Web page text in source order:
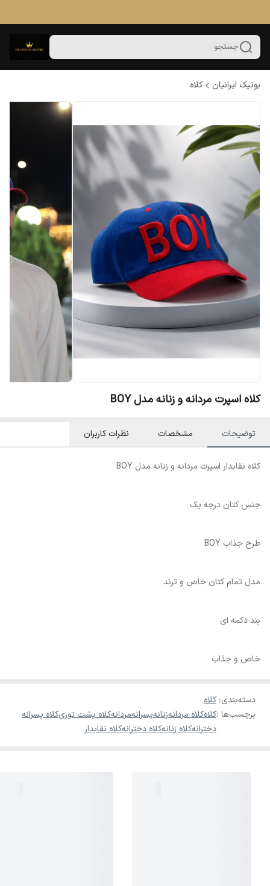
جستجو
بوتیک ایرانیان کلاه
کلاه اسپرت مردانه و زنانه مدل BOY
توضیحات مشخصات نظرات کاربران
کلاه نقابدار اسپرت مردانه و زنانه مدل BOY
جنس کتان درجه یک
طرح جذاب BOY
مدل تمام کتان خاص و ترند
بند دکمه ای
خاص و جذاب
دسته‌بندی: کلاه
برچسب‌ها :کلاهکلاه مردانهزنانهپسرانهمردانهکلاه پشت توریکلاه پسرانه
دخترانهکلاه زنانهکلاه دخترانهکلاه نقابدار